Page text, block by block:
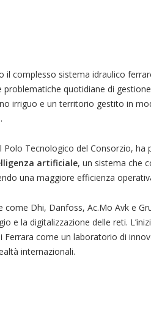
il complesso sistema idraulico
quotidiane di
irriguo e un territorio gestito in
Polo Tecnologico del Consorzio,
artificiale, un sistema che
una maggiore efficienza
Dhi, Danfoss, Ac.Mo Avk e
e la digitalizzazione delle reti.
come un laboratorio di
internazionali.